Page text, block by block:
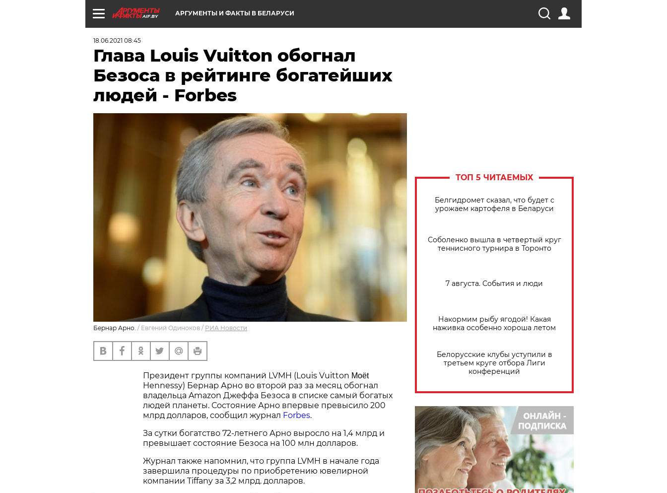
AIF.BY АРГУМЕНТЫ И ФАКТЫ В БЕЛАРУСИ
18.06.2021 08:45
Глава Louis Vuitton обогнал
Безоса в рейтинге богатейших
людей - Forbes
Бернар Арно. / Евгений Одиноков / РИА Новости
Президент группы компаний LVMH (Louis Vuitton Moët
Hennessy) Бернар Арно во второй раз за месяц обогнал
владельца Amazon Джеффа Безоса в списке самый богатых
людей планеты. Состояние Арно впервые превысило 200
млрд долларов, сообщил журнал Forbes.
За сутки богатство 72-летнего Арно выросло на 1,4 млрд и
превышает состояние Безоса на 100 млн долларов.
Журнал также напомнил, что группа LVMH в начале года
завершила процедуры по приобретению ювелирной
компании Tiffany за 3,2 млрд. долларов.
ТОП 5 ЧИТАЕМЫХ
Белгидромет сказал, что будет с
урожаем картофеля в Беларуси
Соболенко вышла в четвертый круг
теннисного турнира в Торонто
7 августа. События и люди
Накормим рыбу ягодой! Какая
наживка особенно хороша летом
Белорусские клубы уступили в
третьем круге отбора Лиги
конференций